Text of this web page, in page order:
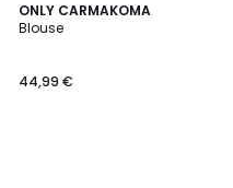
ONLY CARMAKOMA
Blouse
44,99 €